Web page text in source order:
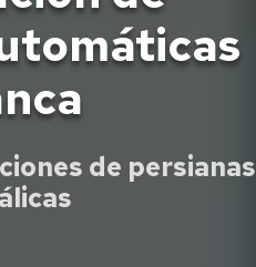
de persianas